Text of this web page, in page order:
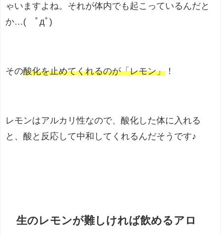
ゃいますよね。それが体内でも起こっているんだと
か…( ﾟдﾟ)
その酸化を止めてくれるのが「レモン」 ！
レモンはアルカリ性なので、酸化した体に入れる
と、酸と反応して中和してくれるんだそうです♪
生のレモンが難しければ飲めるアロ